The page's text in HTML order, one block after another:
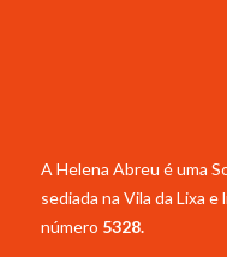
A Helena Abreu é uma
sediada na Vila da Lixa e
número 5328.